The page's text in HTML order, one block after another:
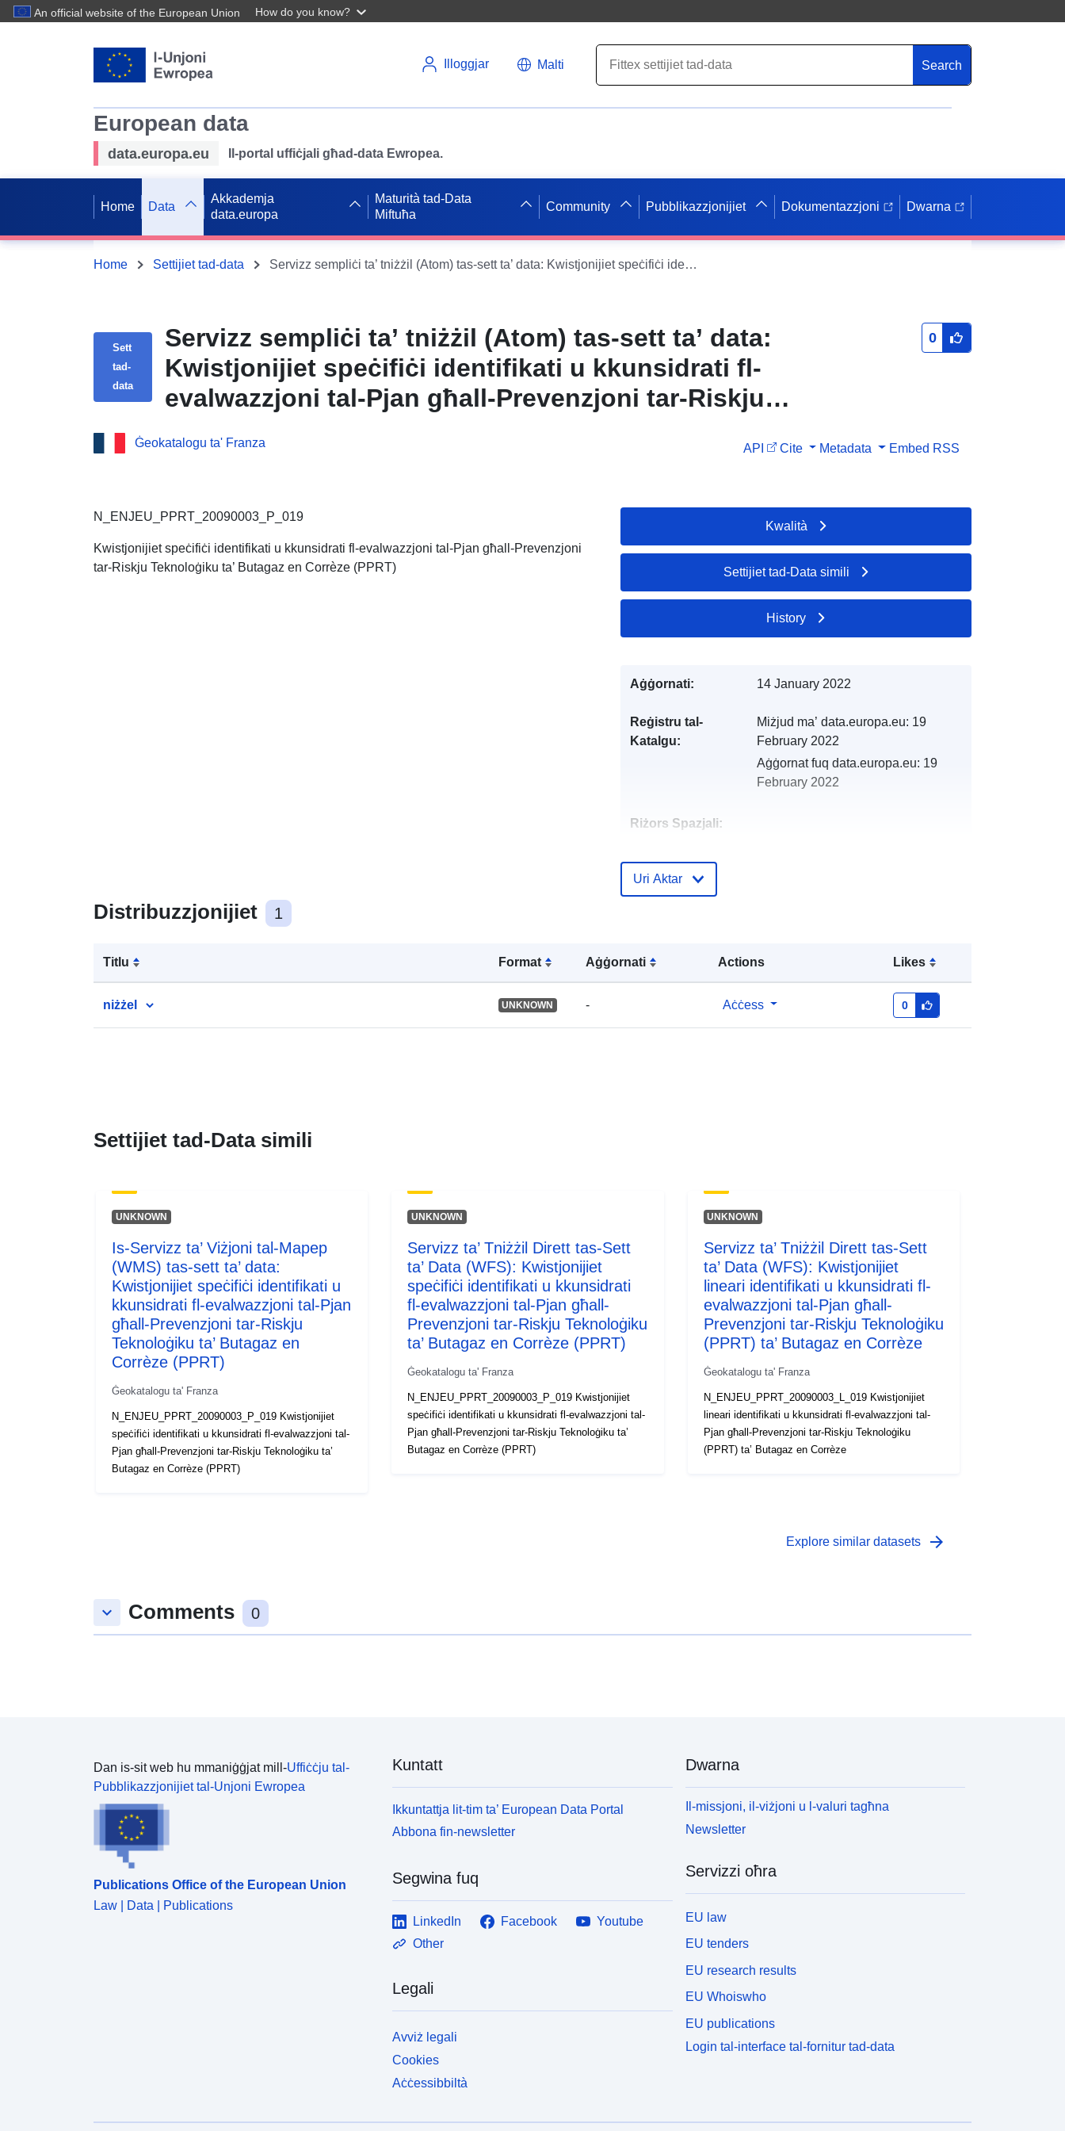
An official website of the European Union How do you know?
Illoggjar Malti Search
European data
data.europa.eu Il-portal uffiċjali għad-data Ewropea.
Home Data
Akkademja
data.europa
Maturità tad-Data
Miftuħa
Community Pubblikazzjonijiet Dokumentazzjoni Dwarna
Home Settijiet tad-data Servizz sempliċi ta’ tniżżil (Atom) tas-sett ta’ data: Kwistjonijiet speċifiċi identifikati u kkunsidrati fl-evalwazzjoni tal-Pjan għall-Prevenzjoni tar-Riskju Teknoloġiku ta’ Butagaz en Corrèze (PPRT)
Sett
tad-
data
Servizz sempliċi ta’ tniżżil (Atom) tas-sett ta’ data:
Kwistjonijiet speċifiċi identifikati u kkunsidrati fl-
evalwazzjoni tal-Pjan għall-Prevenzjoni tar-Riskju
0
Ġeokatalogu ta' Franza API Cite Metadata Embed RSS
N_ENJEU_PPRT_20090003_P_019
Kwistjonijiet speċifiċi identifikati u kkunsidrati fl-evalwazzjoni tal-Pjan għall-Prevenzjoni
tar-Riskju Teknoloġiku ta’ Butagaz en Corrèze (PPRT)
Distribuzzjonijiet 1
Titlu Format Aġġornati Actions Likes
niżżel UNKNOWN - Aċċess 0
Kwalità
Settijiet tad-Data simili
History
Aġġornati: 14 January 2022
Reġistru tal-
Katalgu:
Miżjud ma’ data.europa.eu: 19
February 2022
Aġġornat fuq data.europa.eu: 19
February 2022
Riżors Spazjali:
Identifikaturi:
uriRef:
http://data.europa.eu/88u/dataset/fr-
4474-82b8-0452d827b4be
Tip:
Riżorsa:
Uri Aktar
Settijiet tad-Data simili
UNKNOWN
Is-Servizz ta’ Viżjoni tal-Mapep
(WMS) tas-sett ta’ data:
Kwistjonijiet speċifiċi identifikati u
kkunsidrati fl-evalwazzjoni tal-Pjan
għall-Prevenzjoni tar-Riskju
Teknoloġiku ta’ Butagaz en
Corrèze (PPRT)
Ġeokatalogu ta' Franza
N_ENJEU_PPRT_20090003_P_019 Kwistjonijiet
speċifiċi identifikati u kkunsidrati fl-evalwazzjoni tal-
Pjan għall-Prevenzjoni tar-Riskju Teknoloġiku ta’
Butagaz en Corrèze (PPRT)
UNKNOWN
Servizz ta’ Tniżżil Dirett tas-Sett
ta’ Data (WFS): Kwistjonijiet
speċifiċi identifikati u kkunsidrati
fl-evalwazzjoni tal-Pjan għall-
Prevenzjoni tar-Riskju Teknoloġiku
ta’ Butagaz en Corrèze (PPRT)
Ġeokatalogu ta' Franza
N_ENJEU_PPRT_20090003_P_019 Kwistjonijiet
speċifiċi identifikati u kkunsidrati fl-evalwazzjoni tal-
Pjan għall-Prevenzjoni tar-Riskju Teknoloġiku ta’
Butagaz en Corrèze (PPRT)
UNKNOWN
Servizz ta’ Tniżżil Dirett tas-Sett
ta’ Data (WFS): Kwistjonijiet
lineari identifikati u kkunsidrati fl-
evalwazzjoni tal-Pjan għall-
Prevenzjoni tar-Riskju Teknoloġiku
(PPRT) ta’ Butagaz en Corrèze
Ġeokatalogu ta' Franza
N_ENJEU_PPRT_20090003_L_019 Kwistjonijiet
lineari identifikati u kkunsidrati fl-evalwazzjoni tal-
Pjan għall-Prevenzjoni tar-Riskju Teknoloġiku
(PPRT) ta’ Butagaz en Corrèze
Explore similar datasets arrow_forward
keyboard_arrow_down Comments 0
Dan is-sit web hu mmaniġġjat mill-Uffiċċju tal-
Pubblikazzjonijiet tal-Unjoni Ewropea
Publications Office of the European Union
Law | Data | Publications
Kuntatt
Ikkuntattja lit-tim ta’ European Data Portal
Abbona fin-newsletter
Segwina fuq
LinkedIn Facebook
Youtube
Other
Legali
Avviż legali
Cookies
Aċċessibbiltà
Dwarna
Il-missjoni, il-viżjoni u l-valuri tagħna
Newsletter
Servizzi oħra
EU law
EU tenders
EU research results
EU Whoiswho
EU publications
Login tal-interface tal-fornitur tad-data